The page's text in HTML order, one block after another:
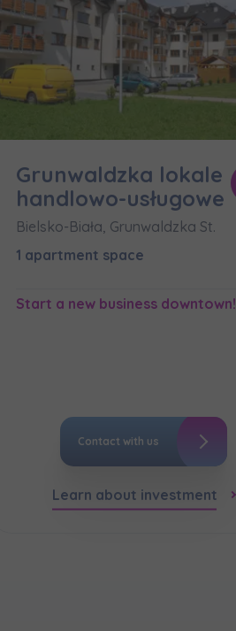
Grunwaldzka lokale
handlowo-usługowe
Bielsko-Biała, Grunwaldzka St.
1 apartment space
Start a new business downtown!
Contact with us
Learn about investment